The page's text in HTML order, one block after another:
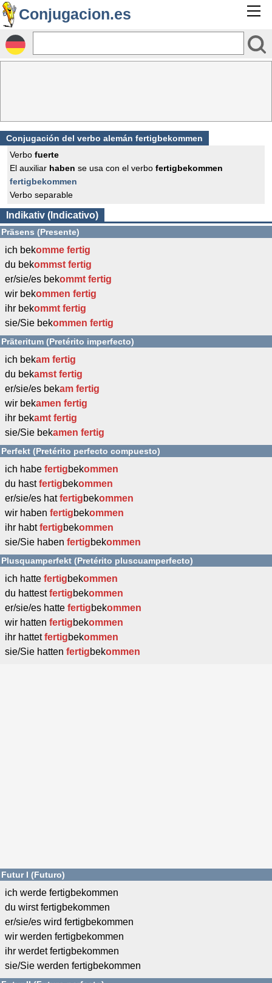
Conjugacion.es
Conjugación del verbo alemán fertigbekommen
Verbo fuerte
El auxiliar haben se usa con el verbo fertigbekommen
fertigbekommen
Verbo separable
Indikativ (Indicativo)
Präsens (Presente)
ich bekomme fertig
du bekommst fertig
er/sie/es bekommt fertig
wir bekommen fertig
ihr bekommt fertig
sie/Sie bekommen fertig
Präteritum (Pretérito imperfecto)
ich bekam fertig
du bekamst fertig
er/sie/es bekam fertig
wir bekamen fertig
ihr bekamt fertig
sie/Sie bekamen fertig
Perfekt (Pretérito perfecto compuesto)
ich habe fertigbekommen
du hastfertigbekommen
er/sie/es hatfertigbekommen
wir haben fertigbekommen
ihr habtfertigbekommen
sie/Sie haben fertigbekommen
Plusquamperfekt (Pretérito pluscuamperfecto)
ich hatte fertigbekommen
du hattestfertigbekommen
er/sie/es hatte fertigbekommen
wir hatten fertigbekommen
ihr hattetfertigbekommen
sie/Sie hatten fertigbekommen
Futur I (Futuro)
ich werde fertigbekommen
du wirst fertigbekommen
er/sie/es wird fertigbekommen
wir werden fertigbekommen
ihr werdet fertigbekommen
sie/Sie werden fertigbekommen